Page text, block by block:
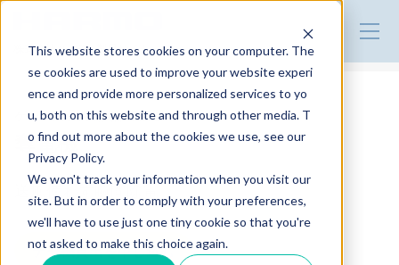
This website stores cookies on your computer. The
se cookies are used to improve your website experi
ence and provide more personalized services to yo
u, both on this website and through other media. T
o find out more about the cookies we use, see our
Privacy Policy.
We won't track your information when you visit our
site. But in order to comply with your preferences,
we'll have to use just one tiny cookie so that you're
not asked to make this choice again.
株式会社ハーモ | 製品サイト
ゲート通過式瞬間除電装置
奪電機
送風使わず瞬間除電
デモ機貸出を申し込む